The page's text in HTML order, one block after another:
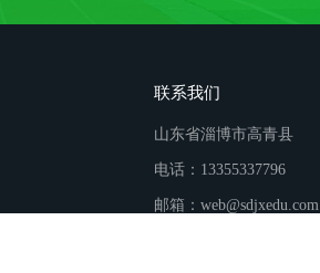
联系我们
山东省淄博市高青县
电话：13355337796
邮箱：web@sdjxedu.com